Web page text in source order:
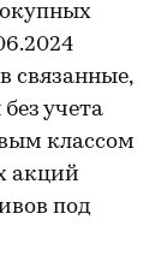
связанные,
учета
классом
акций
под